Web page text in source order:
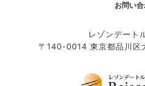
お問い
レゾンデート
〒140-0014 東京都品川